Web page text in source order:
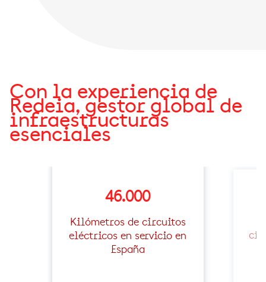
Con la experiencia de
Redeia, gestor global de
infraestructuras
esenciales
46.000
Kilómetros de circuitos
eléctricos en servicio en
España